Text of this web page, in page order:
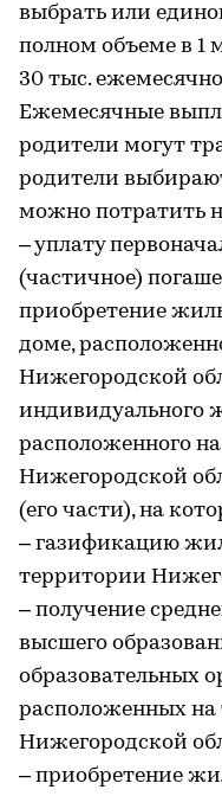
выбрать или
полном объеме в 1
30 тыс.
Ежемесячные
родители могут
родители
можно потратить
– уплату
(частичное)
приобретение
доме,
Нижегородской
индивидуального
расположенного
Нижегородской
(его части), на
– газификацию
территории
– получение
высшего
образовательных
расположенных на
Нижегородской
– приобретение